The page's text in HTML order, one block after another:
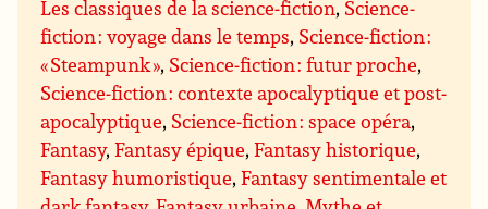
Les classiques de la science-fiction, Science-
fiction : voyage dans le temps, Science-fiction :
« Steampunk », Science-fiction : futur proche,
Science-fiction : contexte apocalyptique et post-
apocalyptique, Science-fiction : space opéra,
Fantasy,Fantasy épique,Fantasy historique,
Fantasy humoristique,Fantasy sentimentale et